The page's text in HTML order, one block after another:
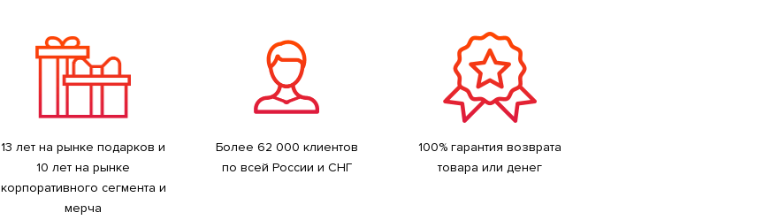
13 лет на рынке подарков и
10 лет на рынке
корпоративного сегмента и
мерча
Более 62 000 клиентов
по всей России и СНГ
100% гарантия возврата
товара или денег